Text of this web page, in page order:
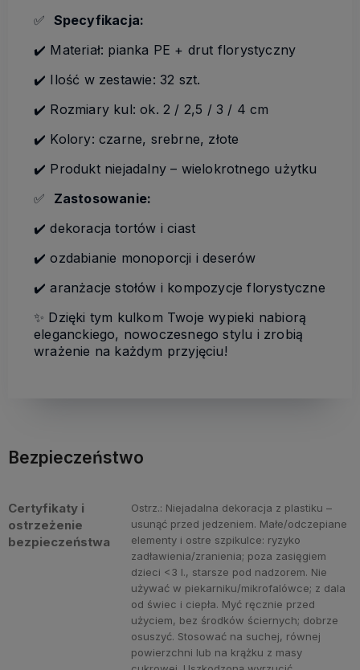
✅ Specyfikacja:
✔️ Materiał: pianka PE + drut florystyczny
✔️ Ilość w zestawie: 32 szt.
✔️ Rozmiary kul: ok. 2 / 2,5 / 3 / 4 cm
✔️ Kolory: czarne, srebrne, złote
✔️ Produkt niejadalny – wielokrotnego użytku
✅ Zastosowanie:
✔️ dekoracja tortów i ciast
✔️ ozdabianie monoporcji i deserów
✔️ aranżacje stołów i kompozycje florystyczne
✨ Dzięki tym kulkom Twoje wypieki nabiorą
eleganckiego, nowoczesnego stylu i zrobią
wrażenie na każdym przyjęciu!
Bezpieczeństwo
Certyfikaty i
ostrzeżenie
bezpieczeństwa
Ostrz.: Niejadalna dekoracja z plastiku –
usunąć przed jedzeniem. Małe/odczepiane
elementy i ostre szpikulce: ryzyko
zadławienia/zranienia; poza zasięgiem
dzieci <3 l., starsze pod nadzorem. Nie
używać w piekarniku/mikrofalówce; z dala
od świec i ciepła. Myć ręcznie przed
użyciem, bez środków ściernych; dobrze
osuszyć. Stosować na suchej, równej
powierzchni lub na krążku z masy